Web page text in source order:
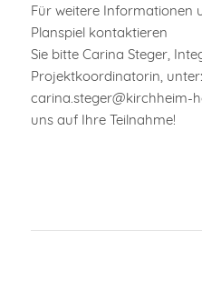
Für weitere Informationen
Planspiel kontaktieren
Sie bitte Carina Steger,
Projektkoordinatorin,
carina.steger@kirchheim-
uns auf Ihre Teilnahme!